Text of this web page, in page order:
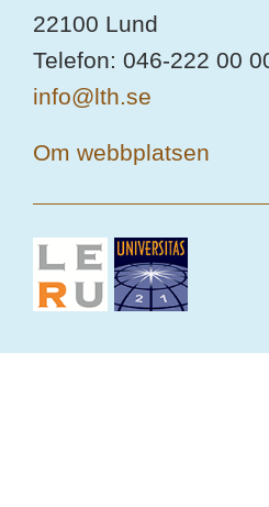
22100 Lund
Telefon: 046-222 00
info@lth.se
Om webbplatsen